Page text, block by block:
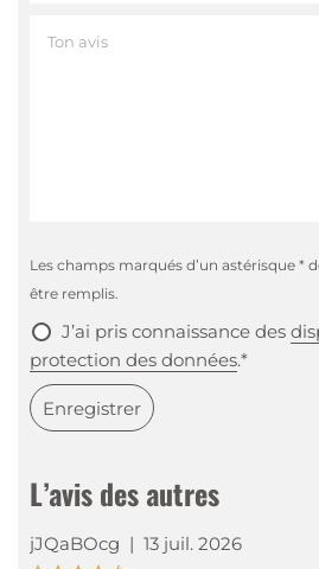
L’avis des autres
jJQaBOcg | 13 juil. 2026
Les champs marqués d’un astérisque
être remplis.
J’ai pris connaissance des
protection des données.*
Enregistrer